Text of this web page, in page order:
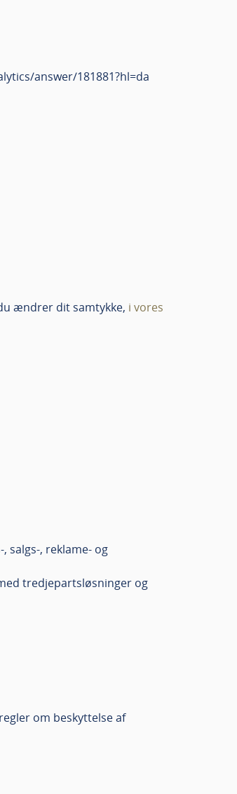
answer/181881?hl=da
ændrer dit samtykke, i vores
salgs-, reklame- og
tredjepartsløsninger og
om beskyttelse af